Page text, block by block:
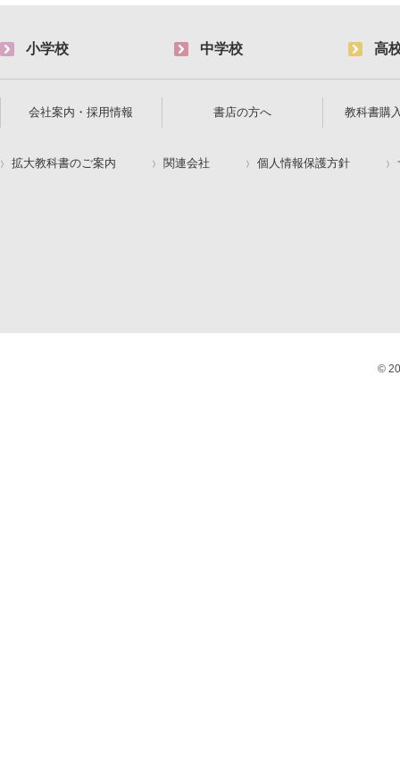
小学校 中学校 高
会社案内・採用情報 書店の方へ 教科書購
拡大教科書のご案内 関連会社 個人情報保護方針
©